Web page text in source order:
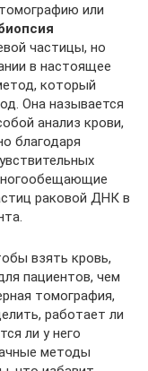
или
частицы, но
в настоящее
который
Она называется
анализ крови,
благодаря
раковой ДНК в
взять кровь,
пациентов, чем
томография,
работает ли
ли у него
методы